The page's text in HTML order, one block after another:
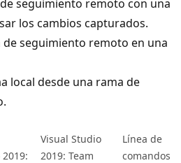
seguimiento remoto con una
los cambios capturados.
seguimiento remoto en una
local desde una rama de
Visual Studio
2019: Team
Línea de
comandos